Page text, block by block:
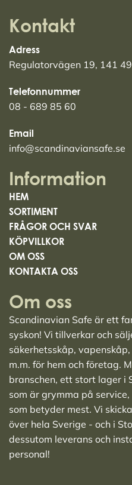
Kontakt
Adress
Regulatorvägen 19, 141
Telefonnummer
08 - 689 85 60
Email
info@scandinaviansafe.se
Information
HEM
SORTIMENT
FRÅGOR OCH SVAR
KÖPVILLKOR
OM OSS
KONTAKTA OSS
Om oss
Scandinavian Safe är ett
syskon! Vi tillverkar och
säkerhetsskåp, vapenskåp,
m.m. för hem och företag.
branschen, ett stort lager i
som är grymma på
som betyder mest. Vi
över hela Sverige - och i
dessutom leverans och
personal!